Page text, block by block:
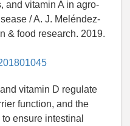
and vitamin A in agro-
/ A. J. Meléndez-
& food research. 2019.
vitamin D regulate
function, and the
ensure intestinal